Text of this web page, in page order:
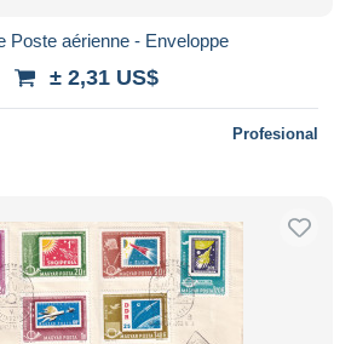
Poste aérienne - Enveloppe
± 2,31 US$
Profesional